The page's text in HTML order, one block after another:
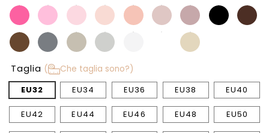
Taglia (
Che taglia sono?)
EU32
EU34 EU36 EU38 EU40
EU42 EU44 EU46 EU48 EU50